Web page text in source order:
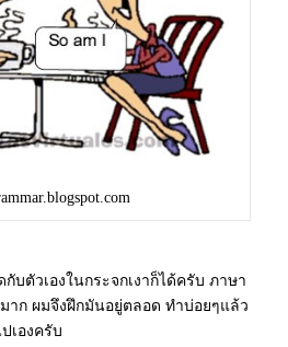
บตัวเองในกระจกเงาก็ได้ครับ ภาษา
าก ผมจึงฝึกมันอยู่ตลอด ทำบ่อยๆแล้ว
เองครับ